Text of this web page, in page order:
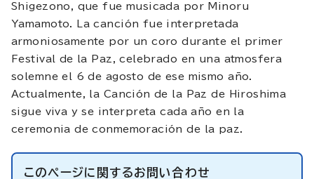
Shigezono, que fue musicada por Minoru
Yamamoto. La canción fue interpretada
armoniosamente por un coro durante el primer
Festival de la Paz, celebrado en una atmosfera
solemne el 6 de agosto de ese mismo año.
Actualmente, la Canción de la Paz de Hiroshima
sigue viva y se interpreta cada año en la
ceremonia de conmemoración de la paz.
このページに関するお問い合わせ